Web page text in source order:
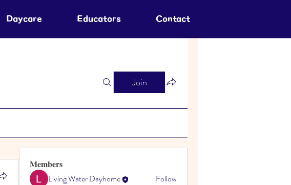
Daycare Educators Contact
Join
Members
Living Water Dayhome
Follow